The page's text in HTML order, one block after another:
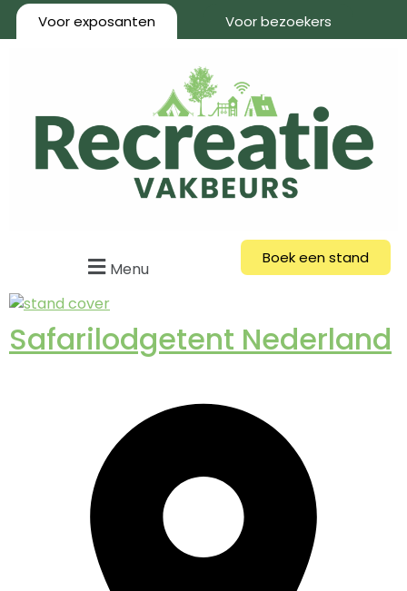
Voor exposanten Voor bezoekers
Menu
Boek een stand
Safarilodgetent Nederland